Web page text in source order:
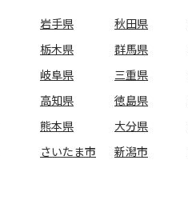
岩手県 秋田県
栃木県 群馬県
岐阜県 三重県
高知県 徳島県
熊本県 大分県
さいたま市 新潟市